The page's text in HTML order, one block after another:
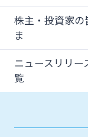
株主・投資家の
ま
ニュースリリー
覧